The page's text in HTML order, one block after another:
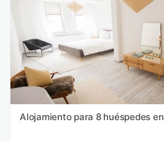
Alojamiento para 8 huéspedes